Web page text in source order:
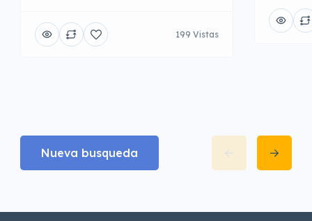
199 Vistas
Nueva busqueda